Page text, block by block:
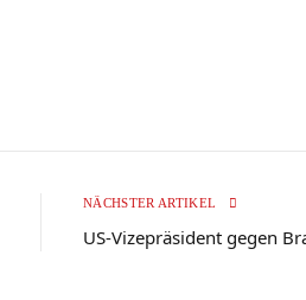
NÄCHSTER ARTIKEL
US-Vizepräsident gegen